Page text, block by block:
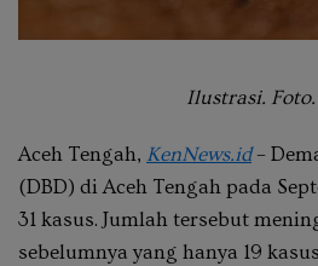
Ilustrasi.
Aceh Tengah, KenNews.id–
(DBD) di Aceh Tengah pada
31 kasus. Jumlah tersebut
sebelumnya yang hanya 19